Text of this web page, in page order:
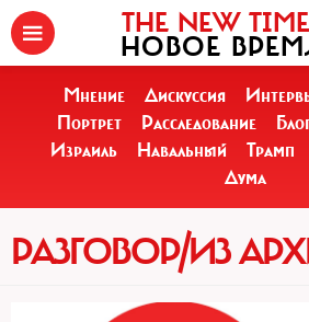
THE NEW
НОВОЕ
Мнение Дискуссия
Портрет
Расследование
Израиль
Навальный Трамп
Дума
РАЗГОВОР/ИЗ